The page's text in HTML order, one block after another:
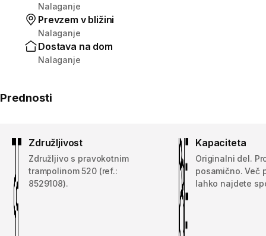
Nalaganje
Prevzem v bližini
Nalaganje
Dostava na dom
Nalaganje
Prednosti
Združljivost
Združljivo s pravokotnim
trampolinom 520 (ref.:
8529108).
Kapaciteta
Originalni del.
posamično. Več
lahko najdete